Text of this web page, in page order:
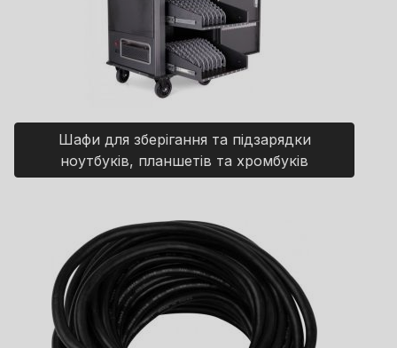
Шафи для зберігання та підзарядки
ноутбуків, планшетів та хромбуків